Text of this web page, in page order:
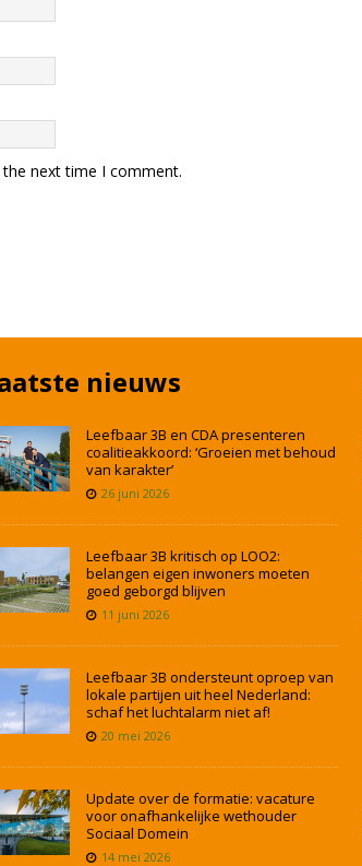
next time I comment.
nieuws
Leefbaar 3B en CDA presenteren
coalitieakkoord: ‘Groeien met behoud
van karakter’
26 juni 2026
Leefbaar 3B kritisch op LOO2:
belangen eigen inwoners moeten
goed geborgd blijven
11 juni 2026
Leefbaar 3B ondersteunt oproep van
lokale partijen uit heel Nederland:
schaf het luchtalarm niet af!
20 mei 2026
Update over de formatie: vacature
voor onafhankelijke wethouder
Sociaal Domein
14 mei 2026